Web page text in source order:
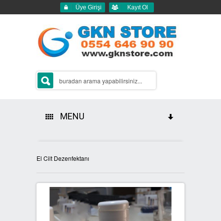
Üye Girişi Kayıt Ol
MENU
GERİ DÖNÜŞÜM ÇÖP KUTULARI
2Lİ GERİ DÖNÜŞÜM KUTULARI
SIFIR ATIK KUTULARI
El Cilt Dezenfektanı